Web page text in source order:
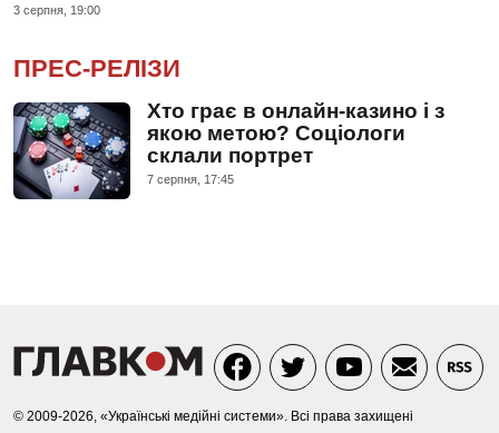
3 серпня, 19:00
ПРЕС-РЕЛІЗИ
Хто грає в онлайн-казино і з
якою метою? Соціологи
склали портрет
7 серпня, 17:45
© 2009-2026, «Українські медійні системи». Всі права захищені